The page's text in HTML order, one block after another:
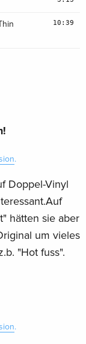
10:39
.
Doppel-Vinyl
hätten sie aber
um vieles
"Hot fuss".
.